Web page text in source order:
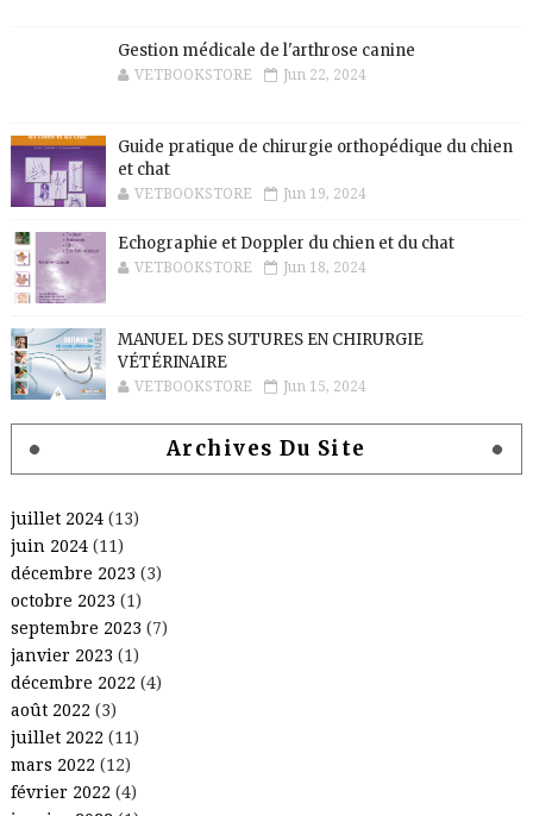
Gestion médicale de l'arthrose canine
VETBOOKSTORE Jun 22, 2024
Guide pratique de chirurgie orthopédique du chien
et chat
VETBOOKSTORE Jun 19, 2024
Echographie et Doppler du chien et du chat
VETBOOKSTORE Jun 18, 2024
MANUEL DES SUTURES EN CHIRURGIE
VÉTÉRINAIRE
VETBOOKSTORE Jun 15, 2024
Archives Du Site
juillet 2024(13)
juin 2024(11)
décembre 2023 (3)
octobre 2023 (1)
septembre 2023 (7)
janvier 2023 (1)
décembre 2022 (4)
août 2022 (3)
juillet 2022 (11)
mars 2022 (12)
février 2022 (4)